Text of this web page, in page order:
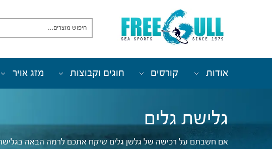
אודות קורסים חוגים וקבוצות מזג אויר
גלישת גלים
אם חשבתם על רכישה של גלשן גלים שיקח אתכם לרמה הבאה בגלישה,